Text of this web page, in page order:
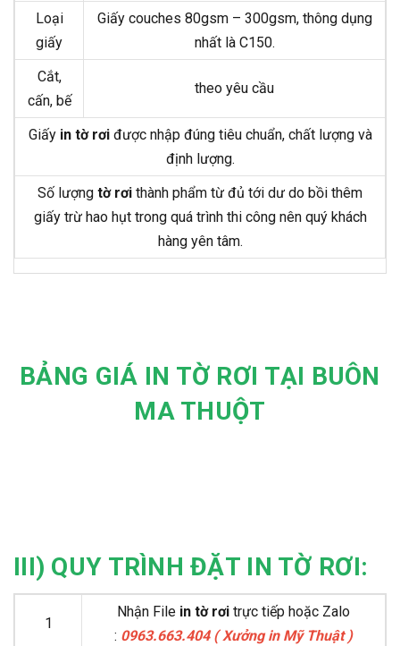
Loại
giấy
Giấy couches 80gsm – 300gsm, thông dụng
nhất là C150.
Cắt,
cấn, bế
theo yêu cầu
Giấy in tờ rơiđược nhập đúng tiêu chuẩn, chất lượng và
định lượng.
Số lượng tờ rơi thành phẩm từ đủ tới dư do bồi thêm
giấy trừ hao hụt trong quá trình thi công nên quý khách
hàng yên tâm.
BẢNG GIÁ IN TỜ RƠI TẠI BUÔN
MA THUỘT
III) QUY TRÌNH ĐẶT IN TỜ RƠI:
1
Nhận File in tờ rơi trực tiếp hoặc Zalo
: 0963.663.404 ( Xưởng in Mỹ Thuật )